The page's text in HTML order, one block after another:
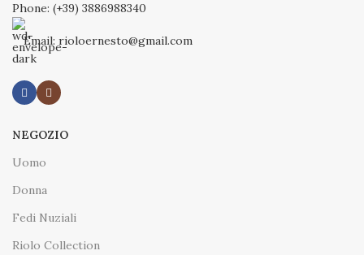
Phone: (+39) 3886988340
Email: rioloernesto@gmail.com
NEGOZIO
Uomo
Donna
Fedi Nuziali
Riolo Collection